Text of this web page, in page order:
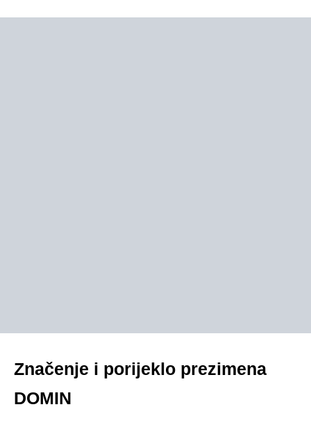
Značenje i porijeklo prezimena
DOMIN